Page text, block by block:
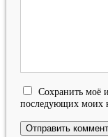
Сохранить моё
последующих моих